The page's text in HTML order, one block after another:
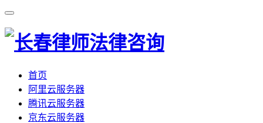
首页
阿里云服务器
腾讯云服务器
京东云服务器